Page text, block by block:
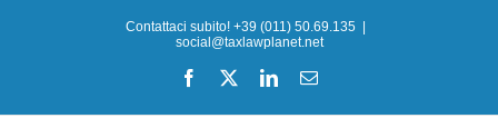
Contattaci subito! +39 (011) 50.69.135
social@taxlawplanet.net
Facebook LinkedInEmail